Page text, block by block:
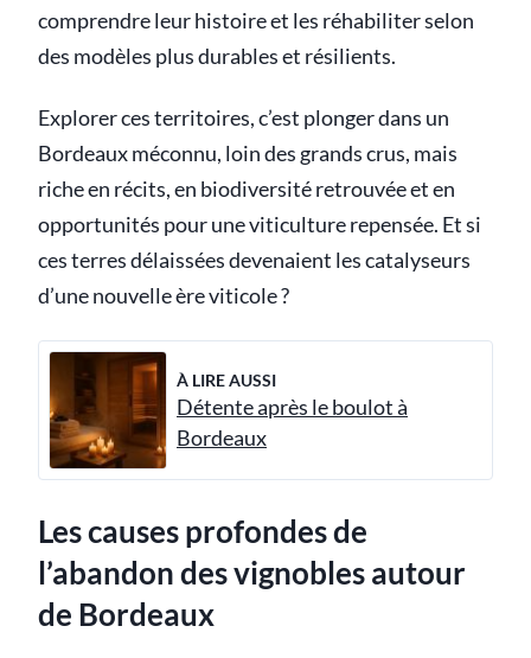
comprendre leur histoire et les réhabiliter selon
des modèles plus durables et résilients.
Explorer ces territoires, c’est plonger dans un
Bordeaux méconnu, loin des grands crus, mais
riche en récits, en biodiversité retrouvée et en
opportunités pour une viticulture repensée. Et si
ces terres délaissées devenaient les catalyseurs
d’une nouvelle ère viticole ?
À LIRE AUSSI
Détente après le boulot à
Bordeaux
Les causes profondes de
l’abandon des vignobles autour
de Bordeaux